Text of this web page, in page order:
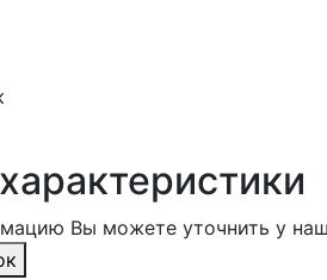
Вы можете уточнить у